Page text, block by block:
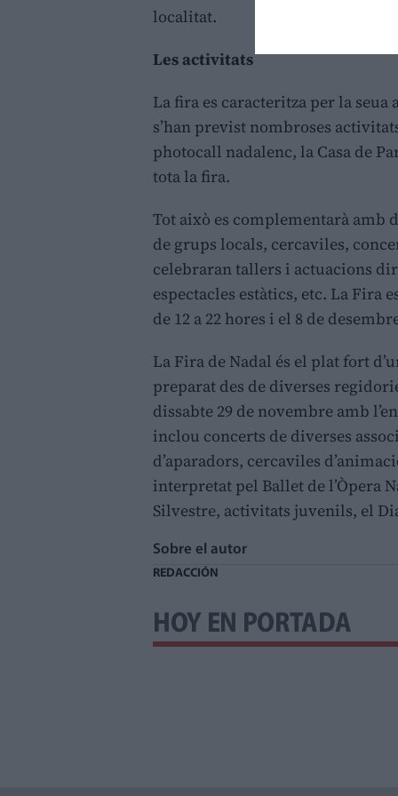
localitat.
Les activitats
La fira es caracteritza per la
s’han previst nombroses
photocall nadalenc, la Casa de
tota la fira.
Tot això es complementarà amb
de grups locals, cercaviles,
celebraran tallers i actuacions
espectacles estàtics, etc. La Fira
de 12 a 22 hores i el 8 de
La Fira de Nadal és el plat fort
preparat des de diverses
dissabte 29 de novembre amb
inclou concerts de diverses
d’aparadors, cercaviles
interpretat pel Ballet de l’Òpera
Silvestre, activitats juvenils, el
Sobre el autor
REDACCIÓN
HOY EN PORTADA